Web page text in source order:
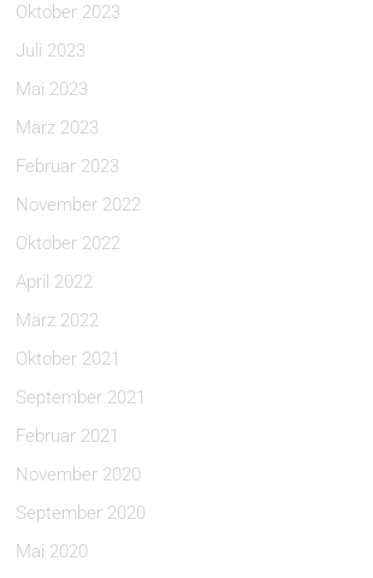
Oktober 2023
Juli 2023
Mai 2023
März 2023
Februar 2023
November 2022
Oktober 2022
April 2022
März 2022
Oktober 2021
September 2021
Februar 2021
November 2020
September 2020
Mai 2020